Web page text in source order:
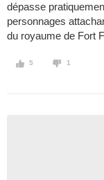
dépasse
personnages
du royaume de Fort
5 1